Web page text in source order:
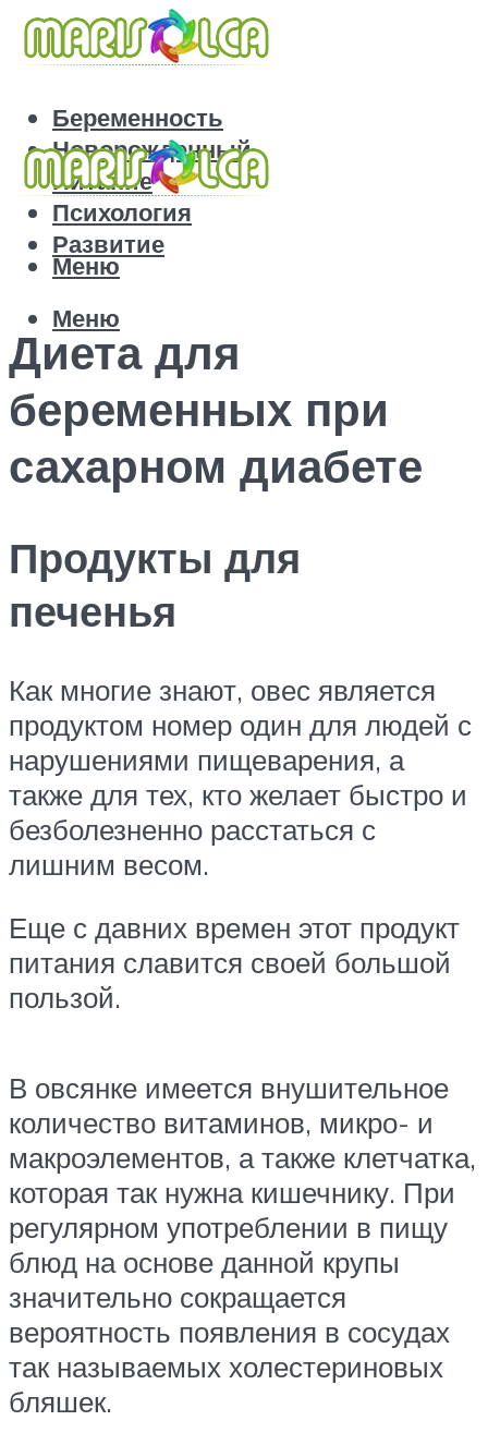
Беременность
Новорожденный
Питание
Психология
Развитие
Меню
Меню
Диета для
беременных при
сахарном диабете
Продукты для
печенья
Как многие знают, овес является
продуктом номер один для людей с
нарушениями пищеварения, а
также для тех, кто желает быстро и
безболезненно расстаться с
лишним весом.
Еще с давних времен этот продукт
питания славится своей большой
пользой.
В овсянке имеется внушительное
количество витаминов, микро- и
макроэлементов, а также клетчатка,
которая так нужна кишечнику. При
регулярном употреблении в пищу
блюд на основе данной крупы
значительно сокращается
вероятность появления в сосудах
так называемых холестериновых
бляшек.